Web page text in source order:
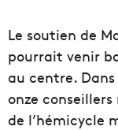
Le soutien de
pourrait venir
au centre.
onze
de l’hémicycle